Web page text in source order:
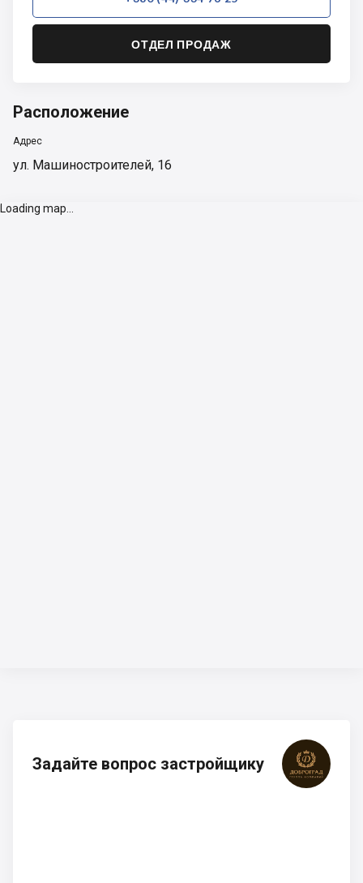
ОТДЕЛ ПРОДАЖ
Расположение
Адрес
ул. Машиностроителей, 16
Loading map...
Задайте вопрос застройщику